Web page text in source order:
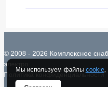
© 2008 - 2026 Комплексное
электро
Политика конфиденциальности
Мы используем файлы cookie,